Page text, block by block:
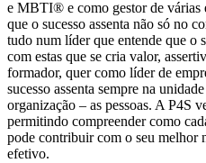
e MBTI® e como gestor de várias
que o sucesso assenta não só no
tudo num líder que entende que o
com estas que se cria valor,
formador, quer como líder de
sucesso assenta sempre na
organização – as pessoas. A P4S
permitindo compreender como
pode contribuir com o seu melhor
efetivo.